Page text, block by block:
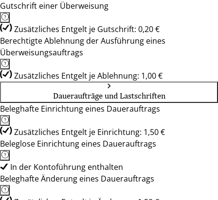
Gutschrift einer Überweisung
Zusätzliches Entgelt je Gutschrift: 0,20 €
Berechtigte Ablehnung der Ausführung eines
Überweisungsauftrags
Zusätzliches Entgelt je Ablehnung: 1,00 €
Daueraufträge und Lastschriften
Beleghafte Einrichtung eines Dauerauftrags
Zusätzliches Entgelt je Einrichtung: 1,50 €
Beleglose Einrichtung eines Dauerauftrags
In der Kontoführung enthalten
Beleghafte Änderung eines Dauerauftrags